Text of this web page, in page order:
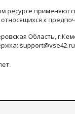
ресурсе
к
Область,
support@vse42.ru